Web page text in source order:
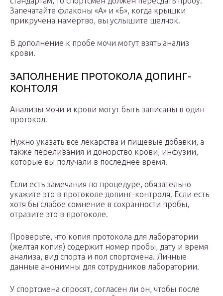
Запечатайте флаконы «А» и «Б», когда крышки
прикручена намертво, вы услышите щелчок.
В дополнение к пробе мочи могут взять анализ
крови.
ЗАПОЛНЕНИЕ ПРОТОКОЛА ДОПИНГ-
КОНТОЛЯ
Анализы мочи и крови могут быть записаны в один
протокол.
Нужно указать все лекарства и пищевые добавки, а
также переливания и донорство крови, инфузии,
которые вы получали в последнее время.
Если есть замечания по процедуре, обязательно
укажите это в протоколе допинг-контроля. Если есть
хотя бы слабое сомнение в сохранности пробы,
отразите это в протоколе.
Проверьте, что копия протокола для лаборатории
(желтая копия) содержит номер пробы, дату и время
анализа, вид спорта и пол спортсмена. Личные
данные анонимны для сотрудников лаборатории.
У спортсмена спросят, согласен ли он, чтобы после